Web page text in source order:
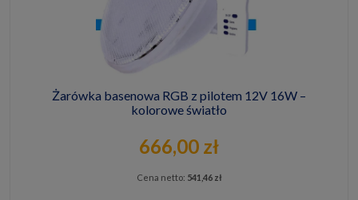
Żarówka basenowa RGB z pilotem 12V 16W –
kolorowe światło
666,00 zł
Cena netto: 541,46 zł